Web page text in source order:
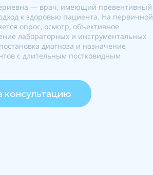
— врач, имеющий превентивный
к здоровью пациента. На первичной
опрос, осмотр, объективное
лабораторных и инструментальных
диагноза и назначение
с длительным постковидным
консультацию